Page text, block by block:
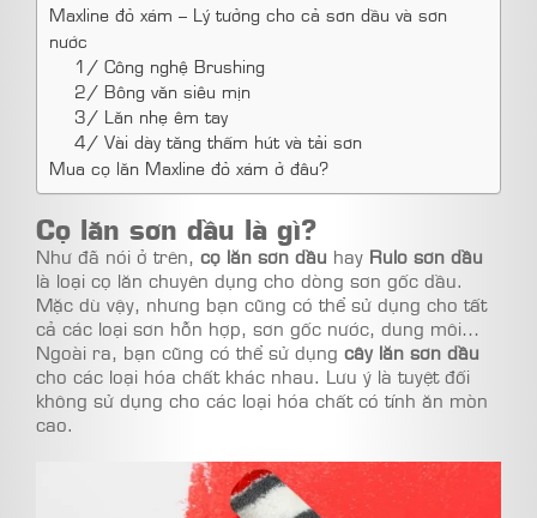
Maxline đỏ xám – Lý tưởng cho cả sơn dầu và sơn
nước
1/ Công nghệ Brushing
2/ Bông văn siêu mịn
3/ Lăn nhẹ êm tay
4/ Vài dày tăng thấm hút và tải sơn
Mua cọ lăn Maxline đỏ xám ở đâu?
Cọ lăn sơn dầu là gì?
Như đã nói ở trên, cọ lăn sơn dầu hay Rulo sơn dầu
là loại cọ lăn chuyên dụng cho dòng sơn gốc dầu.
Mặc dù vậy, nhưng bạn cũng có thể sử dụng cho tất
cả các loại sơn hỗn hợp, sơn gốc nước, dung môi…
Ngoài ra, bạn cũng có thể sử dụng cây lăn sơn dầu
cho các loại hóa chất khác nhau. Lưu ý là tuyệt đối
không sử dụng cho các loại hóa chất có tính ăn mòn
cao.